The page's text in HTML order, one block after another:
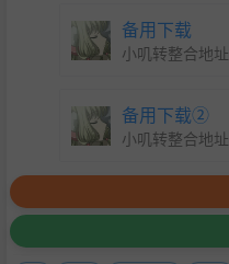
备用下载
小叽转整合地址
备用下载②
小叽转整合地址